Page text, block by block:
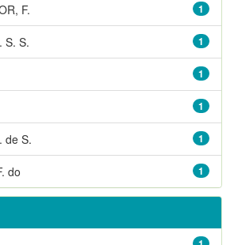
1
F.
1
S. S.
1
1
1
de S.
1
do